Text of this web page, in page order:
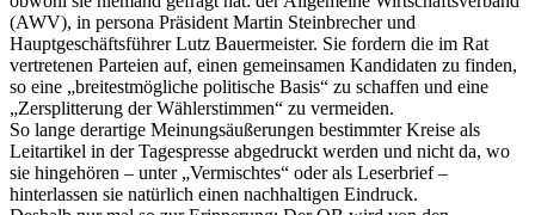
(AWV), in persona Präsident Martin Steinbrecher und
Hauptgeschäftsführer Lutz Bauermeister. Sie fordern die im Rat
vertretenen Parteien auf, einen gemeinsamen Kandidaten zu finden,
so eine „breitestmögliche politische Basis“ zu schaffen und eine
„Zersplitterung der Wählerstimmen“ zu vermeiden.
So lange derartige Meinungsäußerungen bestimmter Kreise als
Leitartikel in der Tagespresse abgedruckt werden und nicht da, wo
sie hingehören – unter „Vermischtes“ oder als Leserbrief –
hinterlassen sie natürlich einen nachhaltigen Eindruck.